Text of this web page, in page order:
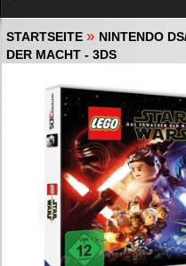
STARTSEITE » NINTENDO
DER MACHT - 3DS